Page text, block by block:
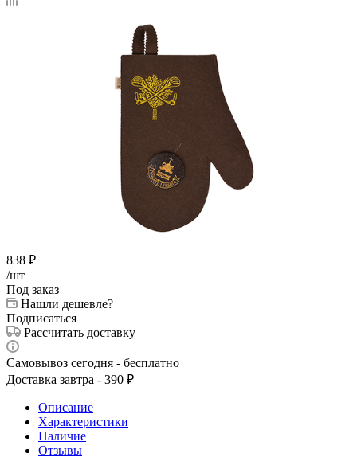
838 ₽
/шт
Под заказ
Нашли дешевле?
Подписаться
Рассчитать доставку
Самовывоз сегодня - бесплатно
Доставка завтра - 390 ₽
Описание
Характеристики
Наличие
Отзывы